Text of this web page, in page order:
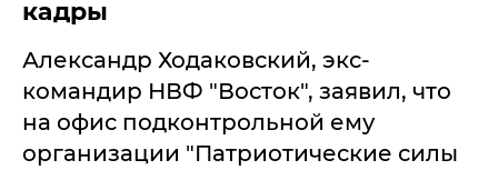
кадры
Александр Ходаковский, экс-
командир НВФ "Восток", заявил, что
на офис подконтрольной ему
организации "Патриотические силы